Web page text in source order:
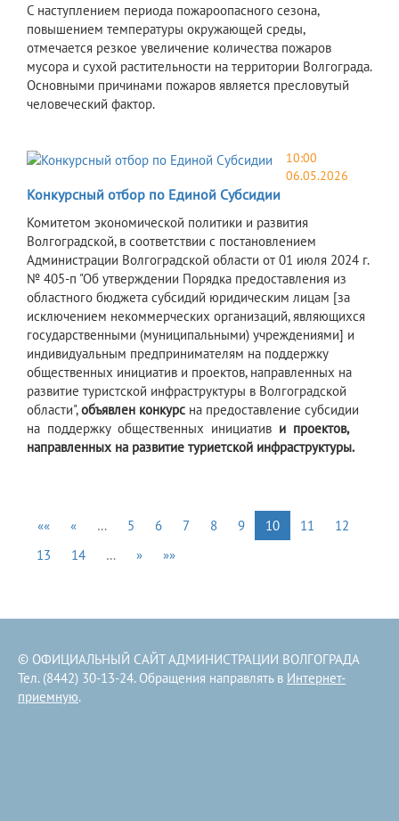
С наступлением периода пожароопасного сезона,
повышением температуры окружающей среды,
отмечается резкое увеличение количества пожаров
мусора и сухой растительности на территории Волгограда.
Основными причинами пожаров является пресловутый
человеческий фактор.
10:00
06.05.2026
Конкурсный отбор по Единой Субсидии
Комитетом экономической политики и развития
Волгоградской, в соответствии с постановлением
Администрации Волгоградской области от 01 июля 2024 г.
№ 405-п "Об утверждении Порядка предоставления из
областного бюджета субсидий юридическим лицам [за
исключением некоммерческих организаций, являющихся
государственными (муниципальными) учреждениями] и
индивидуальным предпринимателям на поддержку
общественных инициатив и проектов, направленных на
развитие туристской инфраструктуры в Волгоградской
области",объявлен конкурс на предоставление субсидии
на поддержку общественных инициатив и проектов,
направленных на развитие туриетской инфраструктуры.
«« « … 5 6 7 8 9 10 11
12
13
14 … » »»
© ОФИЦИАЛЬНЫЙ САЙТ АДМИНИСТРАЦИИ ВОЛГОГРАДА
Тел. (8442) 30-13-24. Обращения направлять в Интернет-
приемную.